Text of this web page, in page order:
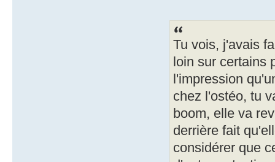
Tu vois, j'avais
loin sur certains
l'impression
chez l'ostéo, tu
boom, elle va
derrière fait
considérer que